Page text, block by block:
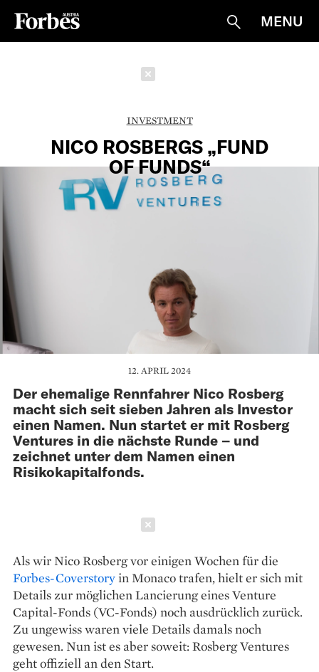
Suche
MENU
INVESTMENT
NICO ROSBERGS „FUND
OF FUNDS“
12. APRIL 2024
Der ehemalige Rennfahrer Nico Rosberg
macht sich seit sieben Jahren als Investor
einen Namen. Nun startet er mit Rosberg
Ventures in die nächste Runde – und
zeichnet unter dem Namen einen
Risikokapitalfonds.
Als wir Nico Rosberg vor einigen Wochen für die
Forbes-Coverstoryin Monaco trafen, hielt er sich mit
Details zur möglichen Lancierung eines Venture
Capital-Fonds (VC-Fonds) noch ausdrücklich zurück.
Zu ungewiss waren viele Details damals noch
gewesen. Nun ist es aber soweit: Rosberg Ventures
geht offiziell an den Start.